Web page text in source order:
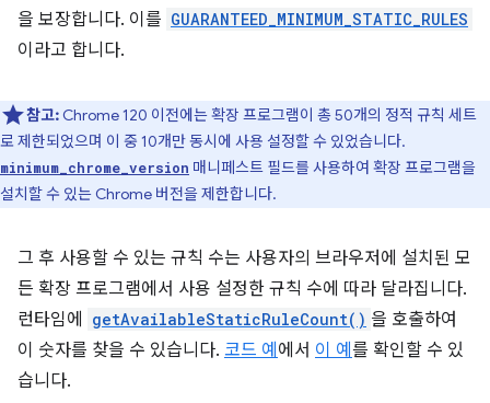
을 보장합니다. 이를 GUARANTEED_MINIMUM_STATIC_RULES
이라고 합니다.
참고: Chrome 120 이전에는 확장 프로그램이 총 50개의 정적 규칙 세트
로 제한되었으며 이 중 10개만 동시에 사용 설정할 수 있었습니다.
minimum_chrome_version 매니페스트 필드를 사용하여 확장 프로그램을
설치할 수 있는 Chrome 버전을 제한합니다.
그 후 사용할 수 있는 규칙 수는 사용자의 브라우저에 설치된 모
든 확장 프로그램에서 사용 설정한 규칙 수에 따라 달라집니다.
런타임에
getAvailableStaticRuleCount() 을 호출하여
이 숫자를 찾을 수 있습니다. 코드 예 에서 이 예 를 확인할 수 있
습니다.